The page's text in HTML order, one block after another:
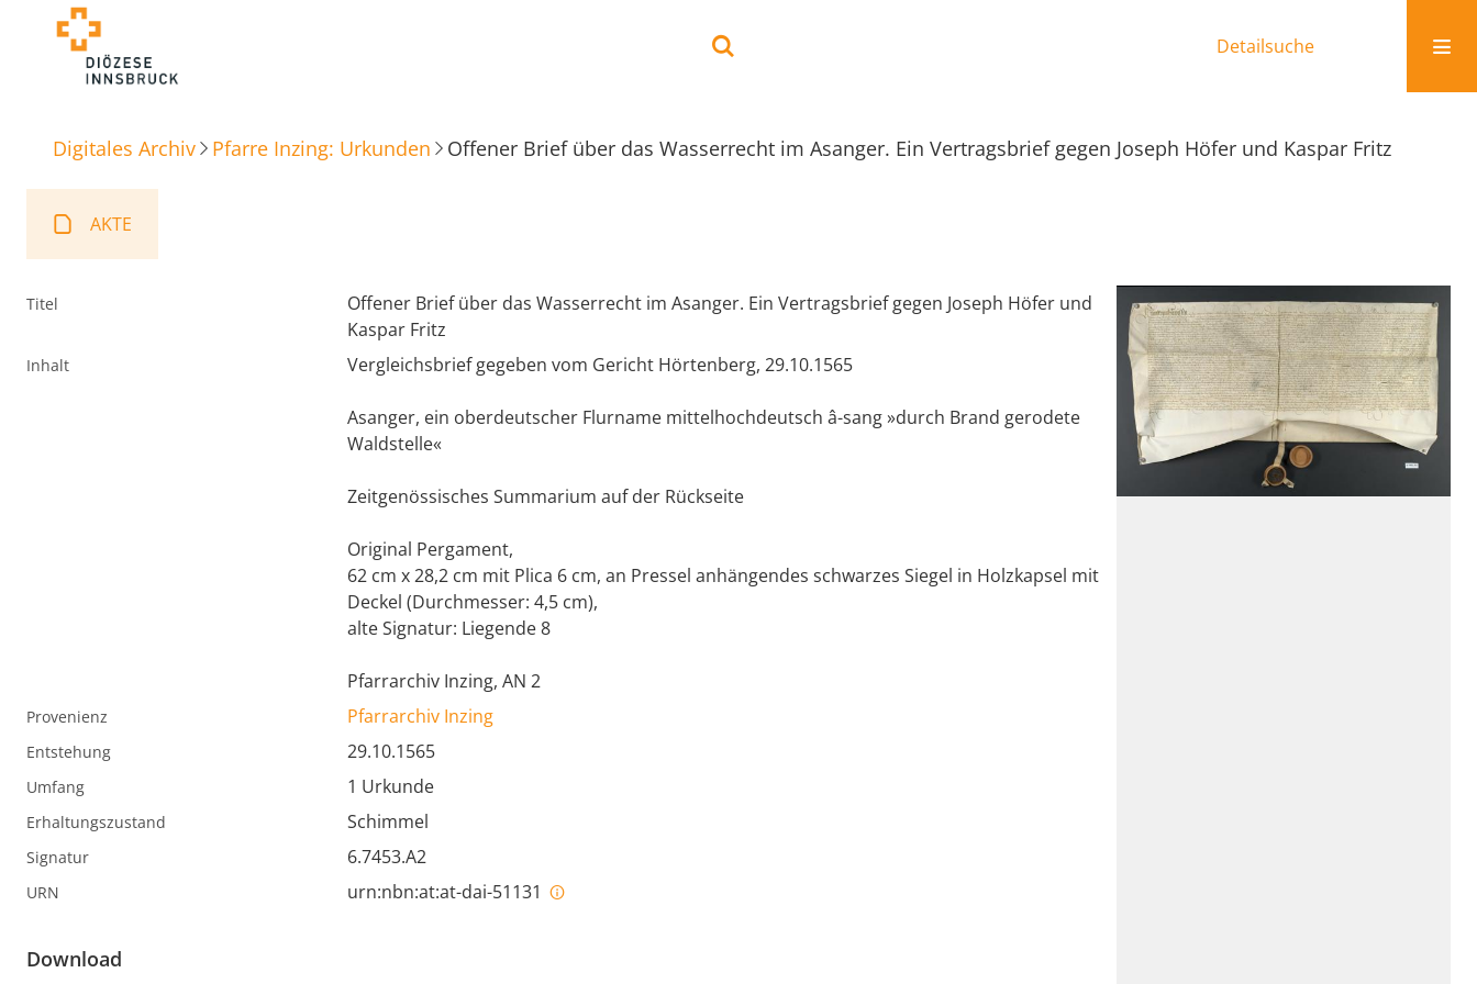
Detailsuche
Digitales Archiv Pfarre Inzing: Urkunden Offener Brief über das Wasserrecht im Asanger. Ein Vertragsbrief gegen Joseph Höfer und Kaspar Fritz
AKTE
Titel
Offener Brief über das Wasserrecht im Asanger. Ein Vertragsbrief gegen Joseph Höfer und
Kaspar Fritz
Inhalt Vergleichsbrief gegeben vom Gericht Hörtenberg, 29.10.1565
Asanger, ein oberdeutscher Flurname mittelhochdeutsch â-sang »durch Brand gerodete
Waldstelle«
Zeitgenössisches Summarium auf der Rückseite
Original Pergament,
62 cm x 28,2 cm mit Plica 6 cm, an Pressel anhängendes schwarzes Siegel in Holzkapsel mit
Deckel (Durchmesser: 4,5 cm),
alte Signatur: Liegende 8
Pfarrarchiv Inzing, AN 2
Provenienz Pfarrarchiv Inzing
Entstehung 29.10.1565
Umfang 1 Urkunde
Erhaltungszustand Schimmel
Signatur 6.7453.A2
URN urn:nbn:at:at-dai-51131
Download